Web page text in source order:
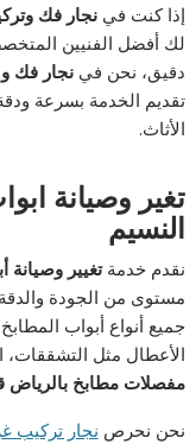
إذا كنت فينجار فك
لك أفضل الفنيين
دقيق، نحن فينجار فك
تقديم الخدمة بسرعة
الأثاث.
تغير وصيانة
النسيم
نقدم خدمةتغيير
مستوى من الجودة
جميع أنواع أبواب
الأعطال مثل
مفصلات مطابخ بالرياض
نحن نحرص نجار تركيب